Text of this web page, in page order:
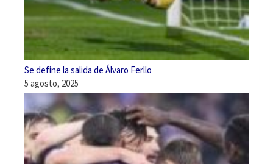
Se define la salida de Álvaro Ferllo
5 agosto, 2025